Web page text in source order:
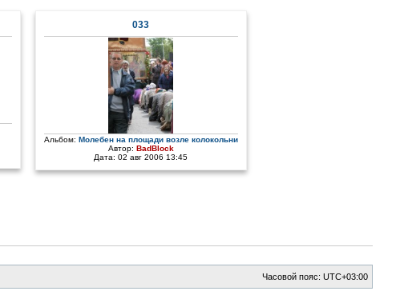
033
Альбом: Молебен на площади возле колокольни
Автор: BadBlock
Дата: 02 авг 2006 13:45
Часовой пояс:UTC+03:00